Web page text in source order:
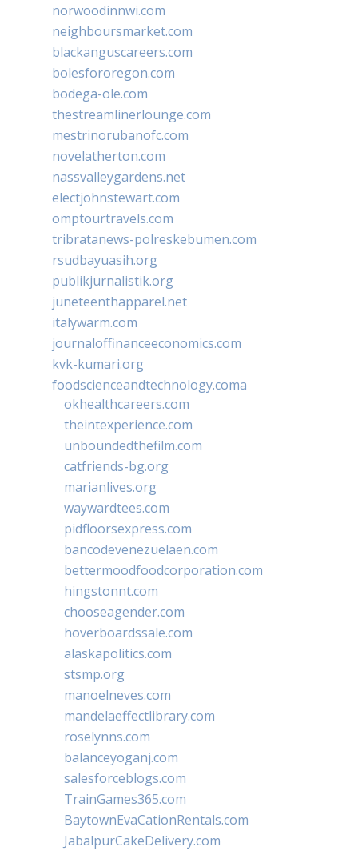
norwoodinnwi.com
neighboursmarket.com
blackanguscareers.com
bolesfororegon.com
bodega-ole.com
thestreamlinerlounge.com
mestrinorubanofc.com
novelatherton.com
nassvalleygardens.net
electjohnstewart.com
omptourtravels.com
tribratanews-polreskebumen.com
rsudbayuasih.org
publikjurnalistik.org
juneteenthapparel.net
italywarm.com
journaloffinanceeconomics.com
kvk-kumari.org
foodscienceandtechnology.coma
okhealthcareers.com
theintexperience.com
unboundedthefilm.com
catfriends-bg.org
marianlives.org
waywardtees.com
pidfloorsexpress.com
bancodevenezuelaen.com
bettermoodfoodcorporation.com
hingstonnt.com
chooseagender.com
hoverboardssale.com
alaskapolitics.com
stsmp.org
manoelneves.com
mandelaeffectlibrary.com
roselynns.com
balanceyoganj.com
salesforceblogs.com
TrainGames365.com
BaytownEvaCationRentals.com
JabalpurCakeDelivery.com